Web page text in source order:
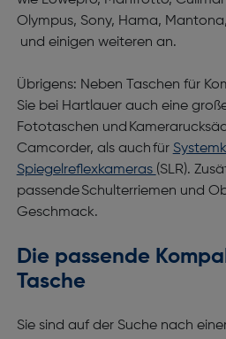
Olympus, Sony, Hama,
und einigen weiteren an.
Übrigens: Neben Taschen für
Sie bei Hartlauer auch eine
Fototaschen und
Camcorder, als auch für
Spiegelreflexkameras (SLR).
passende Schulterriemen und
Geschmack.
Die passende
Tasche
Sie sind auf der Suche nach